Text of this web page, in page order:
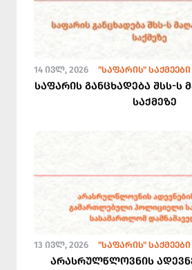
14 ᲘᲕᲚ, 2026 "ᲡᲐᲤᲐᲠᲘᲡ" ᲡᲐᲥᲛᲔᲔᲑᲘ
საფარის განცხადება შსს-ს
საქმეზე
13 ᲘᲕᲚ, 2026 "ᲡᲐᲤᲐᲠᲘᲡ" ᲡᲐᲥᲛᲔᲔᲑᲘ
არასრულწლოვნის